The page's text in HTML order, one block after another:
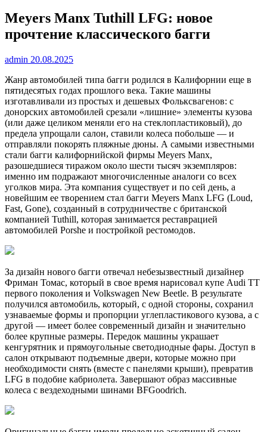
Meyers Manx Tuthill LFG: новое
прочтение классического багги
admin 20.08.2025
Жанр автомобилей типа багги родился в Калифорнии еще в
пятидесятых годах прошлого века. Такие машины
изготавливали из простых и дешевых Фольксвагенов: с
донорских автомобилей срезали «лишние» элементы кузова
(или даже целиком меняли его на стеклопластиковый), до
предела упрощали салон, ставили колеса побольше — и
отправляли покорять пляжные дюны. А самыми известными
стали багги калифорнийской фирмы Meyers Manx,
разошедшиеся тиражом около шести тысяч экземпляров:
именно им подражают многочисленные аналоги со всех
уголков мира. Эта компания существует и по сей день, а
новейшим ее творением стал багги Meyers Manx LFG (Loud,
Fast, Gone), созданный в сотрудничестве с британской
компанией Tuthill, которая занимается реставрацией
автомобилей Porshe и постройкой рестомодов.
За дизайн нового багги отвечал небезызвестный дизайнер
Фриман Томас, который в свое время нарисовал купе Audi TT
первого поколения и Volkswagen New Beetle. В результате
получился автомобиль, который, с одной стороны, сохранил
узнаваемые формы и пропорции углепластикового кузова, а с
другой — имеет более современный дизайн и значительно
более крупные размеры. Передок машины украшает
кенгурятник и прямоугольные светодиодные фары. Доступ в
салон открывают подъемные двери, которые можно при
необходимости снять (вместе с панелями крыши), превратив
LFG в подобие кабриолета. Завершают образ массивные
колеса с вездеходными шинами BFGoodrich.